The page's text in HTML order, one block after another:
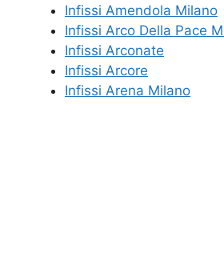
Infissi Amendola Milano
Infissi Arco Della Pace
Infissi Arconate
Infissi Arcore
Infissi Arena Milano